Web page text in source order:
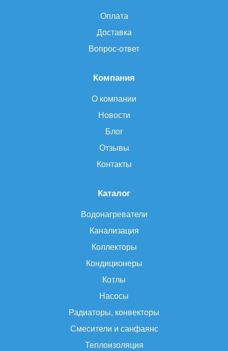
Каталог
Водонагреватели
Канализация
Коллекторы
Кондиционеры
Котлы
Насосы
Радиаторы, конвекторы
Смесители и санфаянс
Теплоизоляция
Компания
О компании
Новости
Блог
Отзывы
Контакты
Оплата
Доставка
Вопрос-ответ